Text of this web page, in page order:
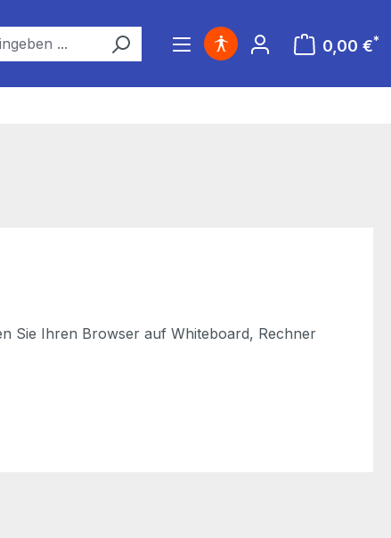
0,00 €*
Warenkorb
Sie Ihren Browser auf Whiteboard, Rechner